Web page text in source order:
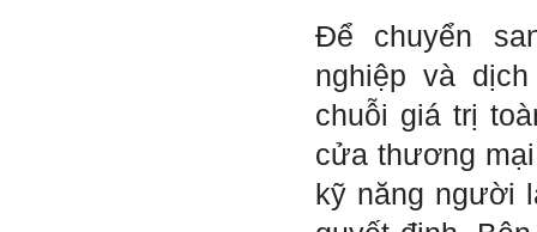
Để chuyển
nghiệp và
chuỗi giá trị
cửa thương
kỹ năng người